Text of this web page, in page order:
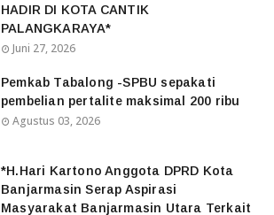
HADIR DI KOTA CANTIK
PALANGKARAYA*
Juni 27, 2026
Pemkab Tabalong -SPBU sepakati
pembelian pertalite maksimal 200 ribu
Agustus 03, 2026
*H.Hari Kartono Anggota DPRD Kota
Banjarmasin Serap Aspirasi
Masyarakat Banjarmasin Utara Terkait